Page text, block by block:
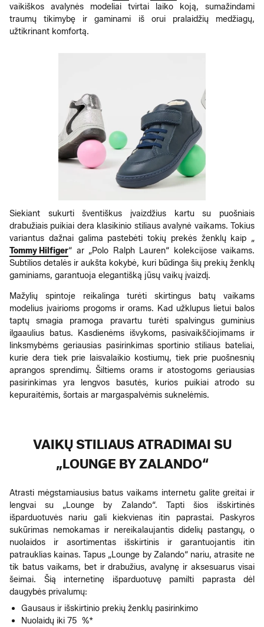
vaikiškos avalynės modeliai tvirtai laiko koją, sumažindami
traumų tikimybę ir gaminami iš orui pralaidžių medžiagų,
užtikrinant komfortą.
Siekiant sukurti šventiškus įvaizdžius kartu su puošniais
drabužiais puikiai dera klasikinio stiliaus avalynė vaikams. Tokius
variantus dažnai galima pastebėti tokių prekės ženklų kaip „
Tommy Hilfiger“ ar „Polo Ralph Lauren“ kolekcijose vaikams.
Subtilios detalės ir aukšta kokybė, kuri būdinga šių prekių ženklų
gaminiams, garantuoja elegantišką jūsų vaikų įvaizdį.
Mažylių spintoje reikalinga turėti skirtingus batų vaikams
modelius įvairioms progoms ir orams. Kad užklupus lietui balos
taptų smagia pramoga pravartu turėti spalvingus guminius
ilgaaulius batus. Kasdienėms išvykoms, pasivaikščiojimams ir
linksmybėms geriausias pasirinkimas sportinio stiliaus bateliai,
kurie dera tiek prie laisvalaikio kostiumų, tiek prie puošnesnių
aprangos sprendimų. Šiltiems orams ir atostogoms geriausias
pasirinkimas yra lengvos basutės, kurios puikiai atrodo su
kepuraitėmis, šortais ar margaspalvėmis suknelėmis.
VAIKŲ STILIAUS ATRADIMAI SU
„LOUNGE BY ZALANDO“
Atrasti mėgstamiausius batus vaikams internetu galite greitai ir
lengvai su „Lounge by Zalando“. Tapti šios išskirtinės
išparduotuvės nariu gali kiekvienas itin paprastai. Paskyros
sukūrimas nemokamas ir nereikalaujantis didelių pastangų, o
nuolaidos ir asortimentas išskirtinis ir garantuojantis itin
patrauklias kainas. Tapus „Lounge by Zalando“ nariu, atrasite ne
tik batus vaikams, bet ir drabužius, avalynę ir aksesuarus visai
šeimai. Šią internetinę išparduotuvę pamilti paprasta dėl
daugybės privalumų:
Gausaus ir išskirtinio prekių ženklų pasirinkimo
Nuolaidų iki 75 %*